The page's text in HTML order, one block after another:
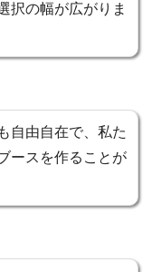
択の幅が広がりま
自由自在で、私た
ースを作ることが